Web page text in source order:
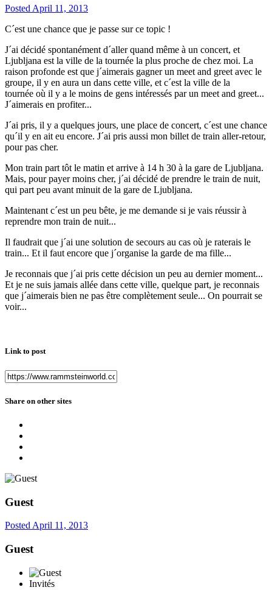
Posted April 11, 2013
C´est une chance que je passe sur ce topic !
J´ai décidé spontanément d´aller quand même à un concert, et
Ljubljana est la ville de la tournée la plus proche de chez moi. La
raison profonde est que j´aimerais gagner un meet and greet avec le
groupe, il y en aura un dans cette ville, et c´est la ville de la
tournée où il y a le moins de gens intéressés par un meet and greet...
J´aimerais en profiter...
J´ai pris, il y a quelques jours, une place de concert, c´est une chance
qu´il y en ait eu encore. J´ai pris aussi mon billet de train aller-retour,
pour pas cher.
Mon train part tôt le matin et arrive à 14 h 30 à la gare de Ljubljana.
Mais, pour payer moins cher, j´ai décidé de prendre le train de nuit,
qui part peu avant minuit de la gare de Ljubljana.
Maintenant c´est un peu bête, je me demande si je vais réussir à
reprendre mon train de nuit...
Il faudrait que j´ai une solution de secours au cas où je raterais le
train... Et il faut encore que j´organise la garde de ma fille...
Je reconnais que j´ai pris cette décision un peu au dernier moment...
Et je ne suis jamais allée dans cette ville, quelque part, je reconnais
que j´aimerais bien ne pas être complètement seule... On pourrait se
voir...
Link to post
Share on other sites
Guest
Posted April 11, 2013
Guest
Invités